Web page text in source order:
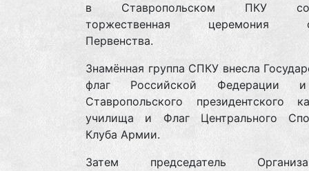
в Ставропольском ПКУ
торжественная церемония
Первенства.
Знамённая группа СПКУ внесла
флаг Российской Федерации
Ставропольского президентского
училища и Флаг Центрального
Клуба Армии.
Затем председатель